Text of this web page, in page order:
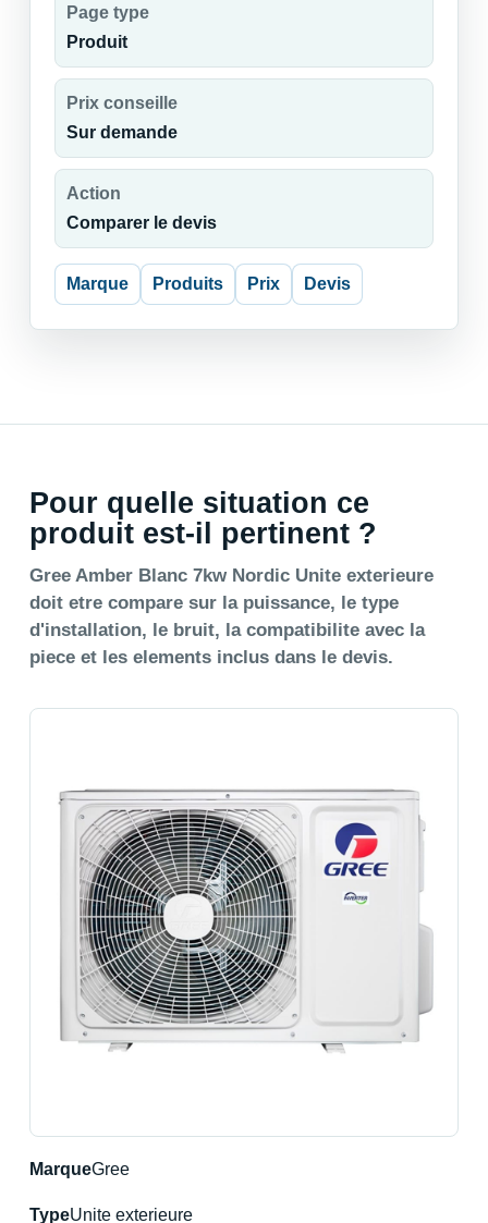
Page type
Produit
Prix conseille
Sur demande
Action
Comparer le devis
Marque Produits Prix Devis
Pour quelle situation ce
produit est-il pertinent ?
Gree Amber Blanc 7kw Nordic Unite exterieure
doit etre compare sur la puissance, le type
d'installation, le bruit, la compatibilite avec la
piece et les elements inclus dans le devis.
MarqueGree
TypeUnite exterieure